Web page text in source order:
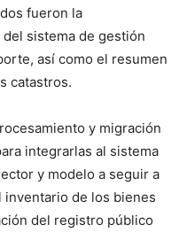
fueron la
sistema de gestión
así como el resumen
catastros.
y migración
integrarlas al sistema
y modelo a seguir a
inventario de los bienes
del registro público